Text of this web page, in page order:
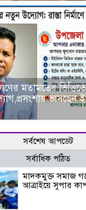
মতামতের ভিত্তিতে
ভাসছেন
সর্বশেষ আপডেট
সর্বাধিক পঠিত
মাদকমুক্ত সমাজ
আত্রাইয়ে সুপার